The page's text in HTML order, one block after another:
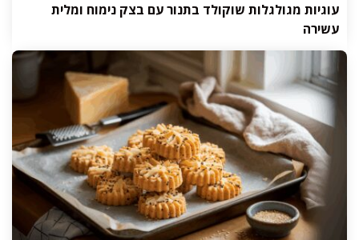
עוגיות מגולגלות שוקולד בתנור עם בצק נימוח ומלית
עשירה